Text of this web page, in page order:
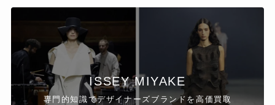
ISSEY MIYAKE
専門的知識でデザイナーズブランドを高価買取